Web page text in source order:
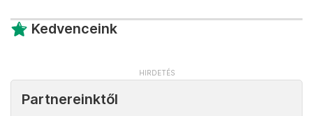
Kedvenceink
Partnereinktől